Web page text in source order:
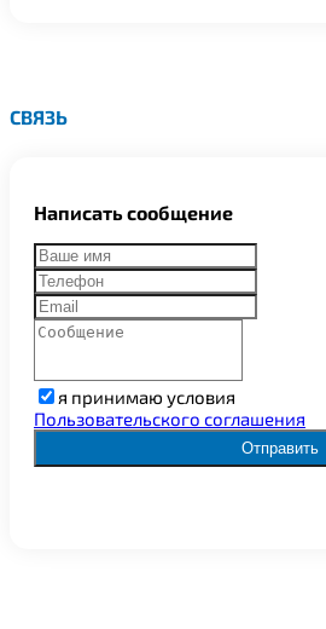
СВЯЗЬ
Написать сообщение
я принимаю условия
Пользовательского соглашения
Отправить